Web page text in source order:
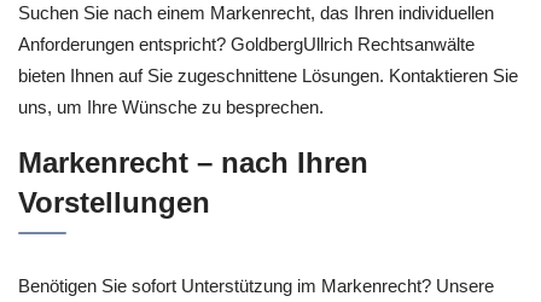
Suchen Sie nach einem Markenrecht, das Ihren individuellen
Anforderungen entspricht? GoldbergUllrich Rechtsanwälte
bieten Ihnen auf Sie zugeschnittene Lösungen. Kontaktieren Sie
uns, um Ihre Wünsche zu besprechen.
Markenrecht – nach Ihren
Vorstellungen
Benötigen Sie sofort Unterstützung im Markenrecht? Unsere